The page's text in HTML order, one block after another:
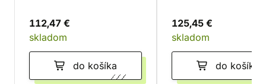
112,47 €
skladom
do košíka
125,45 €
skladom
do košíka